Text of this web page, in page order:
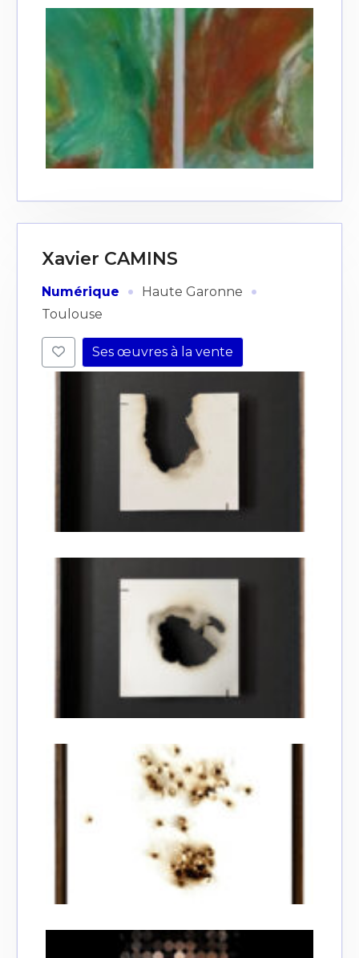
termes et conditions
Xavier CAMINS
Numérique · Haute Garonne ·
Toulouse
Ses œuvres à la vente